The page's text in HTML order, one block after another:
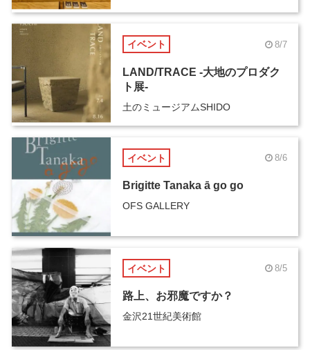
イベント 8/7
LAND/TRACE -大地のプロダク
ト展-
土のミュージアムSHIDO
イベント 8/6
Brigitte Tanaka ā go go
OFS GALLERY
イベント 8/5
路上、お邪魔ですか？
金沢21世紀美術館